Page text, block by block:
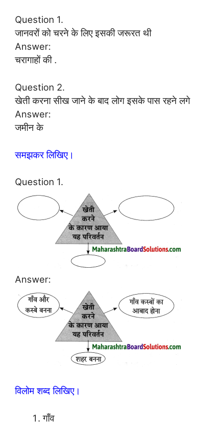
Question 1.
जानवरों को चरने के लिए इसकी जरूरत थी
Answer:
चरागाहों की .
Question 2.
खेती करना सीख जाने के बाद लोग इसके पास रहने लगे
Answer:
जमीन के
समझकर लिखिए।
Question 1.
Answer:
विलोम शब्द लिखिए।
गाँव